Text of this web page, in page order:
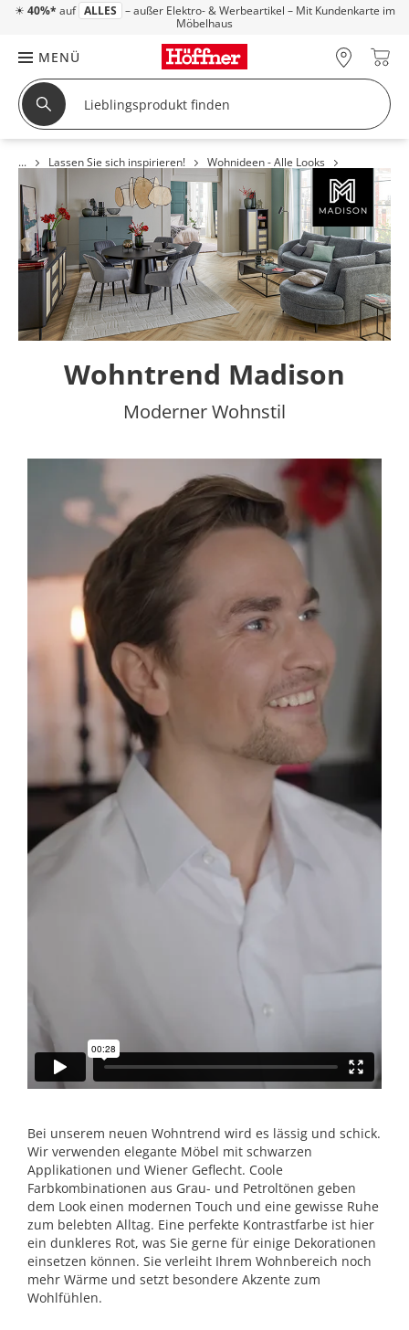
☀ 40%* auf ALLES – außer Elektro- & Werbeartikel – Mit Kundenkarte im
Möbelhaus
MENÜ
Lassen Sie sich inspirieren! Wohnideen - Alle Looks
Wohntrend Madison
Moderner Wohnstil
Bei unserem neuen Wohntrend wird es lässig und schick.
Wir verwenden elegante Möbel mit schwarzen
Applikationen und Wiener Geflecht. Coole
Farbkombinationen aus Grau- und Petroltönen geben
dem Look einen modernen Touch und eine gewisse Ruhe
zum belebten Alltag. Eine perfekte Kontrastfarbe ist hier
ein dunkleres Rot, was Sie gerne für einige Dekorationen
einsetzen können. Sie verleiht Ihrem Wohnbereich noch
mehr Wärme und setzt besondere Akzente zum
Wohlfühlen.